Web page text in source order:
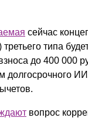
сейчас
типа
до 400 000
долгосрочного
вопрос